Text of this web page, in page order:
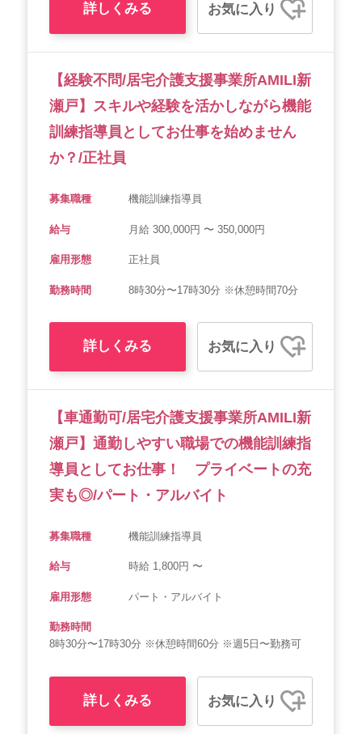
詳しくみる お気に入り
【経験不問/居宅介護支援事業所AMILI新
瀬戸】スキルや経験を活かしながら機能
訓練指導員としてお仕事を始めません
か？/正社員
募集職種 機能訓練指導員
給与 月給 300,000円 〜 350,000円
雇用形態 正社員
勤務時間 8時30分〜17時30分 ※休憩時間70分
詳しくみる お気に入り
【車通勤可/居宅介護支援事業所AMILI新
瀬戸】通勤しやすい職場での機能訓練指
導員としてお仕事！ プライベートの充
実も◎/パート・アルバイト
募集職種 機能訓練指導員
給与 時給 1,800円 〜
雇用形態 パート・アルバイト
勤務時間
8時30分〜17時30分 ※休憩時間60分 ※週5日〜勤務可
詳しくみる お気に入り